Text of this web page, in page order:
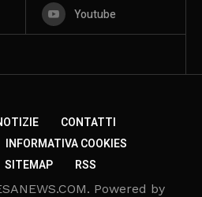
Youtube
CONTATTI
INFORMATIVA COOKIES
SITEMAP RSS
Powered by